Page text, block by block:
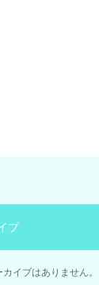
ブ
イブはありません。